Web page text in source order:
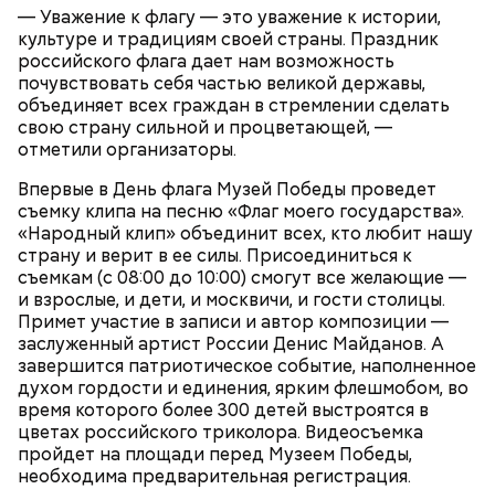
— Уважение к флагу — это уважение к истории,
культуре и традициям своей страны. Праздник
российского флага дает нам возможность
почувствовать себя частью великой державы,
объединяет всех граждан в стремлении сделать
свою страну сильной и процветающей, —
отметили организаторы.
Впервые в День флага Музей Победы проведет
съемку клипа на песню «Флаг моего государства».
«Народный клип» объединит всех, кто любит нашу
страну и верит в ее силы. Присоединиться к
съемкам (с 08:00 до 10:00) смогут все желающие —
и взрослые, и дети, и москвичи, и гости столицы.
Примет участие в записи и автор композиции —
заслуженный артист России Денис Майданов. А
завершится патриотическое событие, наполненное
духом гордости и единения, ярким флешмобом, во
время которого более 300 детей выстроятся в
цветах российского триколора. Видеосъемка
пройдет на площади перед Музеем Победы,
необходима предварительная регистрация.
Также существует раздел «Стать партнером»,
который будет полезен представителям бизнеса. В
нем можно найти информацию о том, какие
преимущества дает предпринимателям участие в
программе лояльности. Там же можно заполнить и
отправить заявку на присоединение к ней.
Ботанический сад РАН;
ВДНХ;
Лосиный Остров;
Измайловский парк;
Кемеровский лесопарк;
Парк Кузьминки;
Парк 850-летия Москвы;
Братеевскую пойму;
Борисовские пруды;
Царицыно;
Битцевский лес;
Теплый Стан;
Парк победы;
Долину реки Сетунь;
Парк Фили;
Парк Покровское-Стрешнево;
Тимирязевский парк.
Фото: Пресс-служба ЦОДД